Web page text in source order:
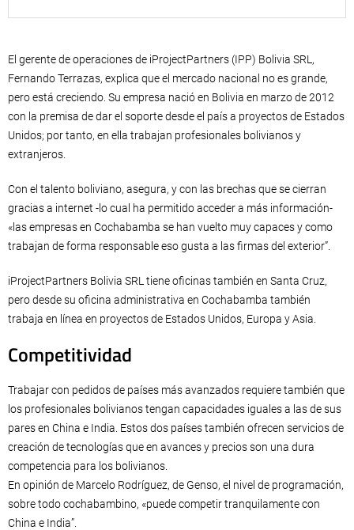
El gerente de operaciones de iProjectPartners (IPP) Bolivia SRL,
Fernando Terrazas, explica que el mercado nacional no es grande,
pero está creciendo. Su empresa nació en Bolivia en marzo de 2012
con la premisa de dar el soporte desde el país a proyectos de Estados
Unidos; por tanto, en ella trabajan profesionales bolivianos y
extranjeros.
Con el talento boliviano, asegura, y con las brechas que se cierran
gracias a internet -lo cual ha permitido acceder a más información-
«las empresas en Cochabamba se han vuelto muy capaces y como
trabajan de forma responsable eso gusta a las firmas del exterior”.
iProjectPartners Bolivia SRL tiene oficinas también en Santa Cruz,
pero desde su oficina administrativa en Cochabamba también
trabaja en línea en proyectos de Estados Unidos, Europa y Asia.
Competitividad
Trabajar con pedidos de países más avanzados requiere también que
los profesionales bolivianos tengan capacidades iguales a las de sus
pares en China e India. Estos dos países también ofrecen servicios de
creación de tecnologías que en avances y precios son una dura
competencia para los bolivianos.
En opinión de Marcelo Rodríguez, de Genso, el nivel de programación,
sobre todo cochabambino, «puede competir tranquilamente con
China e India”.